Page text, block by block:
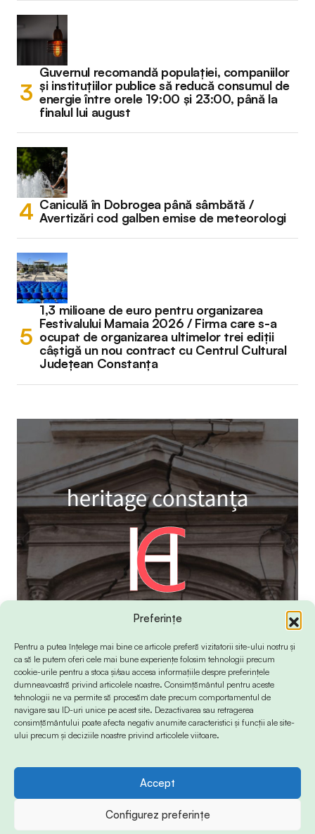
Preferințe
Pentru a putea înțelege mai bine ce articole preferă vizitatorii site-ului nostru și
ca să le putem oferi cele mai bune experiențe folosim tehnologii precum
cookie-urile pentru a stoca și/sau accesa informațiile despre preferințele
dumneavoastră privind articolele noastre. Consimțământul pentru aceste
tehnologii ne va permite să procesăm date precum comportamentul de
navigare sau ID-uri unice pe acest site. Dezactivarea sau retragerea
consimțământului poate afecta negativ anumite caracteristici și funcții ale site-
ului precum și deciziile noastre privind articolele viitoare.
Accept
Configurez preferințe
Guvernul recomandă populației, companiilor
și instituțiilor publice să reducă consumul de
energie între orele 19:00 și 23:00, până la
finalul lui august
Caniculă în Dobrogea până sâmbătă /
Avertizări cod galben emise de meteorologi
1,3 milioane de euro pentru organizarea
Festivalului Mamaia 2026 / Firma care s-a
ocupat de organizarea ultimelor trei ediții
câștigă un nou contract cu Centrul Cultural
Județean Constanța
© 2024 Info-Sud-Est. All Rights Reserved.